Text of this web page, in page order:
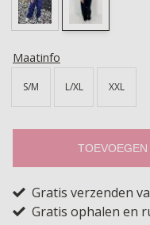
Maatinfo
S/M L/XL XXL
TOEVOEGEN
Gratis verzenden
Gratis ophalen en